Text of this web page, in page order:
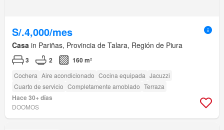
S/.4,000/mes
Casa in Pariñas, Provincia de Talara, Región de Piura
3 2 160 m²
Cochera Aire acondicionado Cocina equipada Jacuzzi
Cuarto de servicio Completamente amoblado Terraza
Hace 30+ días
DOOMOS